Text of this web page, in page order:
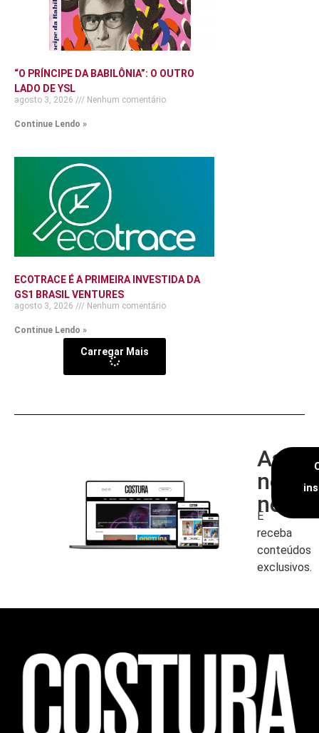
“O PRÍNCIPE DA BABILÔNIA”: O OUTRO
LADO DE YSL
agosto 3, 2026 Nenhum comentário
Continue Lendo »
ECOTRACE É A PRIMEIRA INVESTIDA DA
GS1 BRASIL VENTURES
agosto 3, 2026 Nenhum comentário
Continue Lendo »
Carregar Mais
nossa
E
receba
conteúdos
exclusivos.